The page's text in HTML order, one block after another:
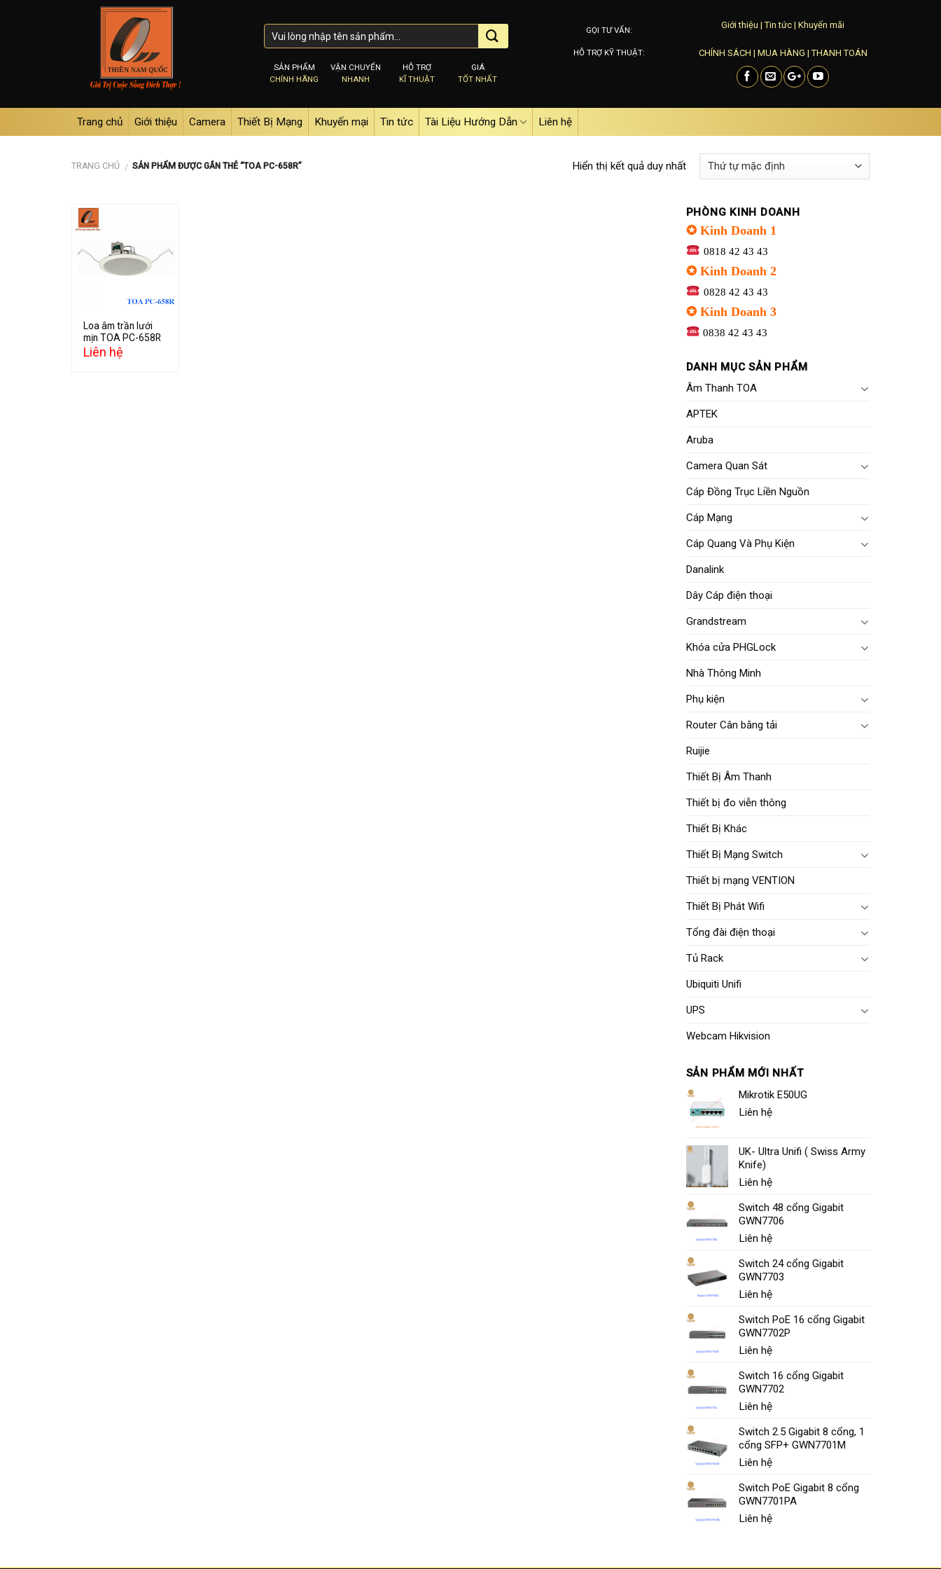
SẢN PHẨM
CHÍNH HÃNG
VẬN CHUYỂN
NHANH
HỖ TRỢ
KĨ THUẬT
GIÁ
TỐT NHẤT
GỌI TƯ VẤN:
HỖ TRỢ KỸ THUẬT:
Giới thiệu |Tin tức | Khuyến mãi
CHÍNH SÁCH | MUA HÀNG |THANH TOÁN
Trang chủ Giới thiệu Camera Thiết Bị Mạng Khuyến mại Tin tức Tài Liệu Hướng Dẫn Liên hệ
TRANG CHỦ / SẢN PHẨM ĐƯỢC GẮN THẺ “TOA PC-658R” Hiển thị kết quả duy nhất
Add to
wishlist
Loa âm trần lưới
mịn TOA PC-658R
Liên hệ
PHÒNG KINH DOANH
✪ Kinh Doanh 1
0818 42 43 43
✪ Kinh Doanh 2
0828 42 43 43
✪ Kinh Doanh 3
0838 42 43 43
DANH MỤC SẢN PHẨM
Âm Thanh TOA
APTEK
Aruba
Camera Quan Sát
Cáp Đồng Trục Liền Nguồn
Cáp Mạng
Cáp Quang Và Phụ Kiện
Danalink
Dây Cáp điện thoại
Grandstream
Khóa cửa PHGLock
Nhà Thông Minh
Phụ kiện
Router Cân bằng tải
Ruijie
Thiết Bị Âm Thanh
Thiết bị đo viễn thông
Thiết Bị Khác
Thiết Bị Mạng Switch
Thiết bị mạng VENTION
Thiết Bị Phát Wifi
Tổng đài điện thoại
Tủ Rack
Ubiquiti Unifi
UPS
Webcam Hikvision
SẢN PHẨM MỚI NHẤT
Mikrotik E50UG
Liên hệ
UK- Ultra Unifi ( Swiss Army
Knife)
Liên hệ
Switch 48 cổng Gigabit
GWN7706
Liên hệ
Switch 24 cổng Gigabit
GWN7703
Liên hệ
Switch PoE 16 cổng Gigabit
GWN7702P
Liên hệ
Switch 16 cổng Gigabit
GWN7702
Liên hệ
Switch 2.5 Gigabit 8 cổng, 1
cổng SFP+ GWN7701M
Liên hệ
Switch PoE Gigabit 8 cổng
GWN7701PA
Liên hệ